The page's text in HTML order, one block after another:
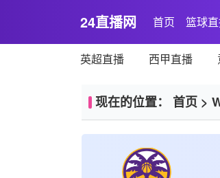
24直播网 首页 篮球
英超直播 西甲直播
现在的位置： 首页 >